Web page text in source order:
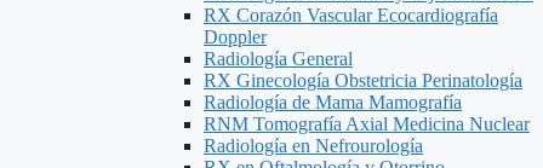
RX Corazón Vascular Ecocardiografía
Doppler
Radiología General
RX Ginecología Obstetricia Perinatología
Radiología de Mama Mamografía
RNM Tomografía Axial Medicina Nuclear
Radiología en Nefrourología